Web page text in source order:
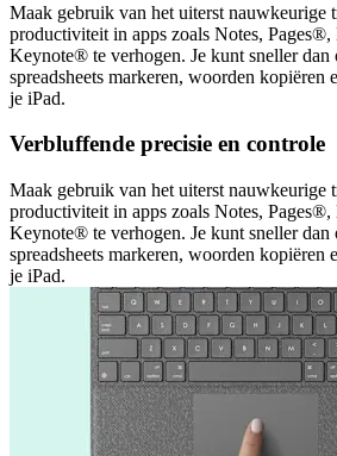
Maak gebruik van het uiterst nauwkeurige
productiviteit in apps zoals Notes,
Keynote® te verhogen. Je kunt sneller dan
spreadsheets markeren, woorden kopiëren
je iPad.
Verbluffende precisie en controle
Maak gebruik van het uiterst nauwkeurige
productiviteit in apps zoals Notes,
Keynote® te verhogen. Je kunt sneller dan
spreadsheets markeren, woorden kopiëren
je iPad.